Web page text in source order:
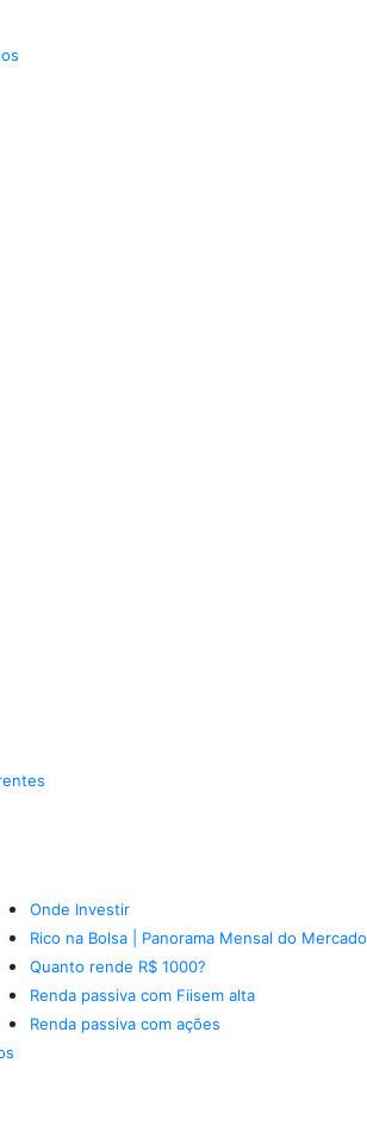
Onde Investir
Rico na Bolsa | Panorama Mensal do Mercado
Quanto rende R$ 1000?
Renda passiva com Fiisem alta
Renda passiva com ações